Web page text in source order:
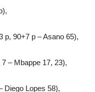
p, 90+7 p – Asano 65),
7 – Mbappe 17, 23),
Diego Lopes 58),